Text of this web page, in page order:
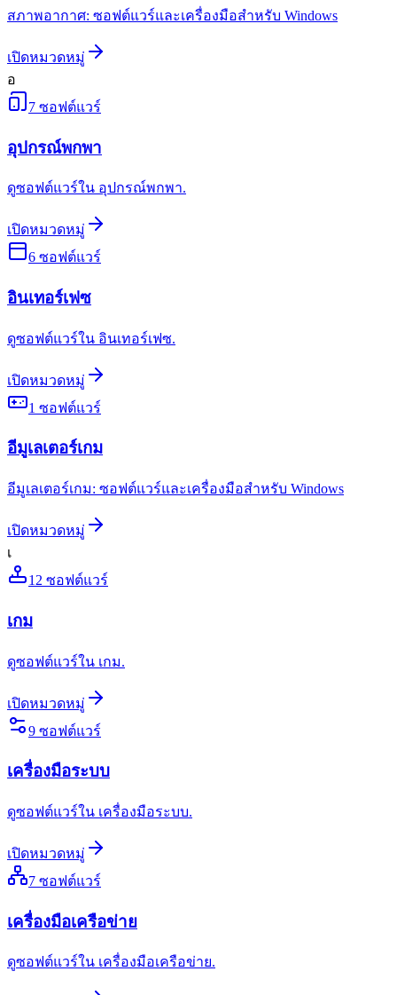
สภาพอากาศ: ซอฟต์แวร์และเครื่องมือสำหรับ Windows
เปิดหมวดหมู่
อ
7 ซอฟต์แวร์
อุปกรณ์พกพา
ดูซอฟต์แวร์ใน อุปกรณ์พกพา.
เปิดหมวดหมู่
6 ซอฟต์แวร์
อินเทอร์เฟซ
ดูซอฟต์แวร์ใน อินเทอร์เฟซ.
เปิดหมวดหมู่
1 ซอฟต์แวร์
อีมูเลเตอร์เกม
อีมูเลเตอร์เกม: ซอฟต์แวร์และเครื่องมือสำหรับ Windows
เปิดหมวดหมู่
เ
12 ซอฟต์แวร์
เกม
ดูซอฟต์แวร์ใน เกม.
เปิดหมวดหมู่
9 ซอฟต์แวร์
เครื่องมือระบบ
ดูซอฟต์แวร์ใน เครื่องมือระบบ.
เปิดหมวดหมู่
7 ซอฟต์แวร์
เครื่องมือเครือข่าย
ดูซอฟต์แวร์ใน เครื่องมือเครือข่าย.